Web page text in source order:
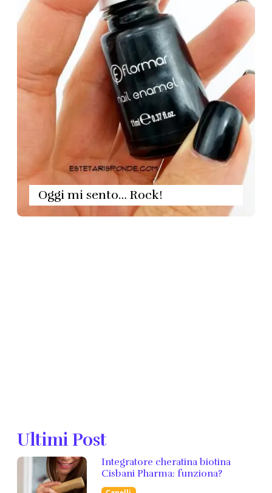
Oggi mi sento… Rock!
Ultimi Post
Integratore cheratina biotina
Cisbani Pharma: funziona?